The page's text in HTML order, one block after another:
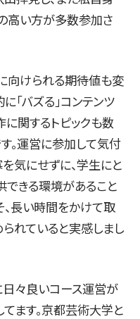
高い方が多数参加さ
向けられる期待値も変
「バズる」コンテンツ
関するトピックも数
。運営に参加して気付
気にせずに、学生にと
できる環境があること
長い時間をかけて取
れていると実感しまし
日々良いコース運営が
ます。京都芸術大学と